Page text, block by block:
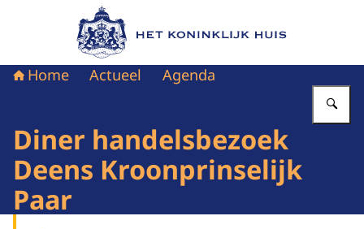
Naar de homepage van Het Koninklijk Huis
Home Actueel Agenda
Diner handelsbezoek
Deens Kroonprinselijk
Paar